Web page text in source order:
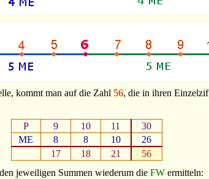
kommt man auf die Zahl 56, die in ihren
P
9 10 11
30
ME
8 8 10
26
17
18 21
56
jeweiligen Summen wiederum die FWermitteln: